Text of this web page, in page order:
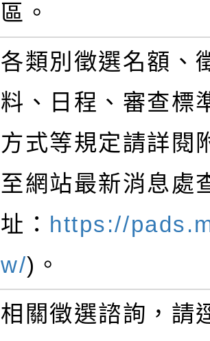
區。
各類別徵選名額、
料、日程、審查標
方式等規定請詳閱
至網站最新消息處
址： https://
w/)。
相關徵選諮詢，請